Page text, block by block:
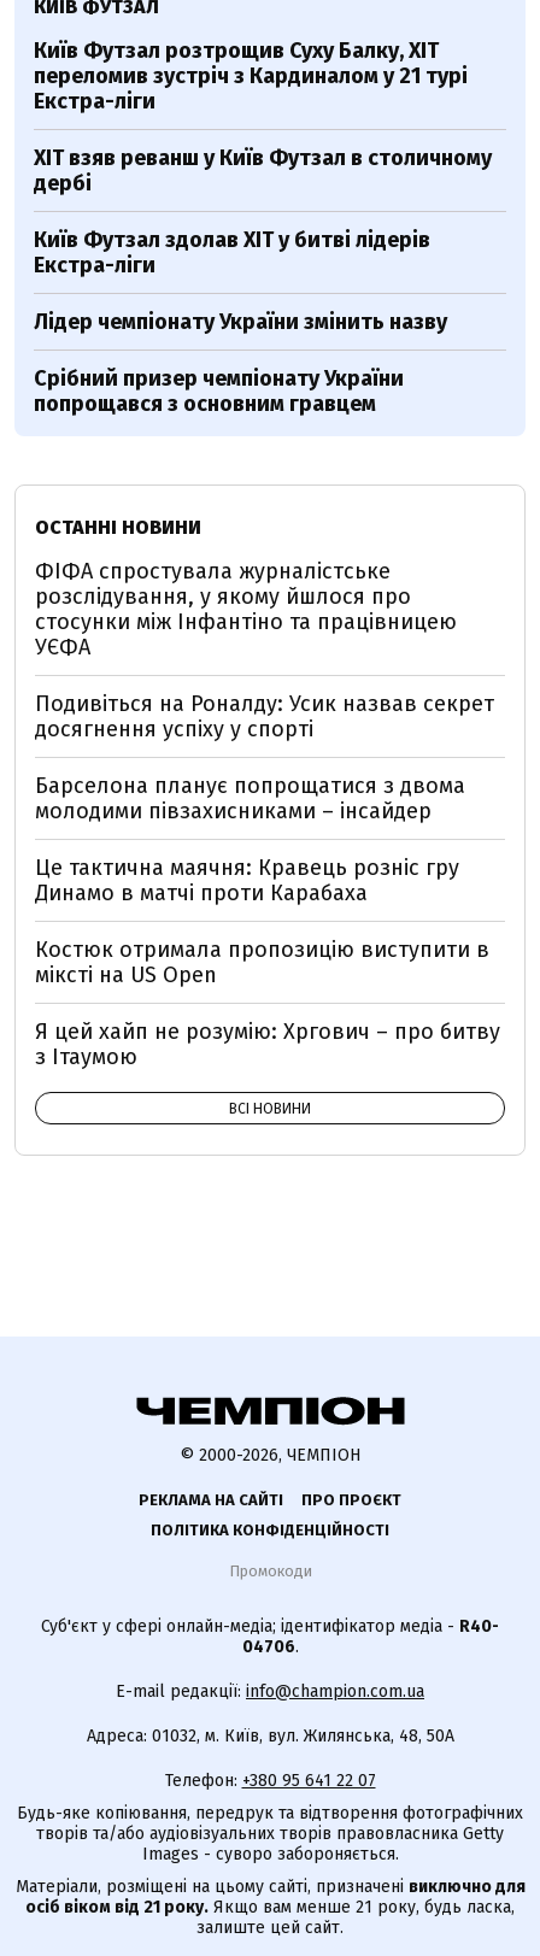
КИЇВ ФУТЗАЛ
Київ Футзал розтрощив Суху Балку, ХІТ
переломив зустріч з Кардиналом у 21 турі
Екстра-ліги
ХІТ взяв реванш у Київ Футзал в столичному
дербі
Київ Футзал здолав ХІТ у битві лідерів
Екстра-ліги
Лідер чемпіонату України змінить назву
Срібний призер чемпіонату України
попрощався з основним гравцем
ОСТАННІ НОВИНИ
ФІФА спростувала журналістське
розслідування, у якому йшлося про
стосунки між Інфантіно та працівницею
УЄФА
Подивіться на Роналду: Усик назвав секрет
досягнення успіху у спорті
Барселона планує попрощатися з двома
молодими півзахисниками – інсайдер
Це тактична маячня: Кравець розніс гру
Динамо в матчі проти Карабаха
Костюк отримала пропозицію виступити в
міксті на US Open
Я цей хайп не розумію: Хргович – про битву
з Ітаумою
ВСІ НОВИНИ
© 2000-2026, ЧЕМПІОН
РЕКЛАМА НА САЙТІ
ПРО ПРОЄКТ
ПОЛІТИКА КОНФІДЕНЦІЙНОСТІ
Промокоди
Суб'єкт у сфері онлайн-медіа; ідентифікатор медіа - R40-
04706.
E-mail редакції: info@champion.com.ua
Адреса: 01032, м. Київ, вул. Жилянська, 48, 50А
Телефон: +380 95 641 22 07
Будь-яке копіювання, передрук та відтворення фотографічних
творів та/або аудіовізуальних творів правовласника Getty
Images - суворо забороняється.
Матеріали, розміщені на цьому сайті, призначені виключно для
осіб віком від 21 року. Якщо вам менше 21 року, будь ласка,
залиште цей сайт.